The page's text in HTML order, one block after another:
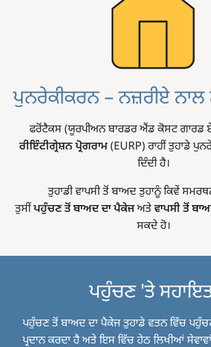
ਪੁਨਰੇਕੀਕਰਨ – ਨਜ਼ਰੀਏ
ਫਰੋਂਟੈਕਸ (ਯੂਰਪੀਅਨ ਬਾਰਡਰ ਐਂਡ ਕੋਸਟ ਗਾਰਡ
ਰੀਇੰਟੀਗ੍ਰੇਸ਼ਨ ਪ੍ਰੋਗਰਾਮ(EURP) ਰਾਹੀਂ ਤੁਹਾਡੇ
ਦਿੰਦੀ ਹੈ।
ਤੁਹਾਡੀ ਵਾਪਸੀ ਤੋਂ ਬਾਅਦ ਤੁਹਾਨੂੰ ਕਿਵੇਂ
ਤੁਸੀਂਪਹੁੰਚਣ ਤੋਂ ਬਾਅਦ ਦਾ ਪੈਕੇਜਅਤੇਵਾਪਸੀ ਤੋਂ
ਸਕਦੇ ਹੋ।
ਪਹੁੰਚਣ 'ਤੇ
ਪਹੁੰਚਣ ਤੋਂ ਬਾਅਦ ਦਾ ਪੈਕੇਜ ਤੁਹਾਡੇ ਵਤਨ ਵਿੱਚ
ਪ੍ਰਦਾਨ ਕਰਦਾ ਹੈ ਅਤੇ ਇਸ ਵਿੱਚ ਹੇਠ ਲਿਖੀਆਂ